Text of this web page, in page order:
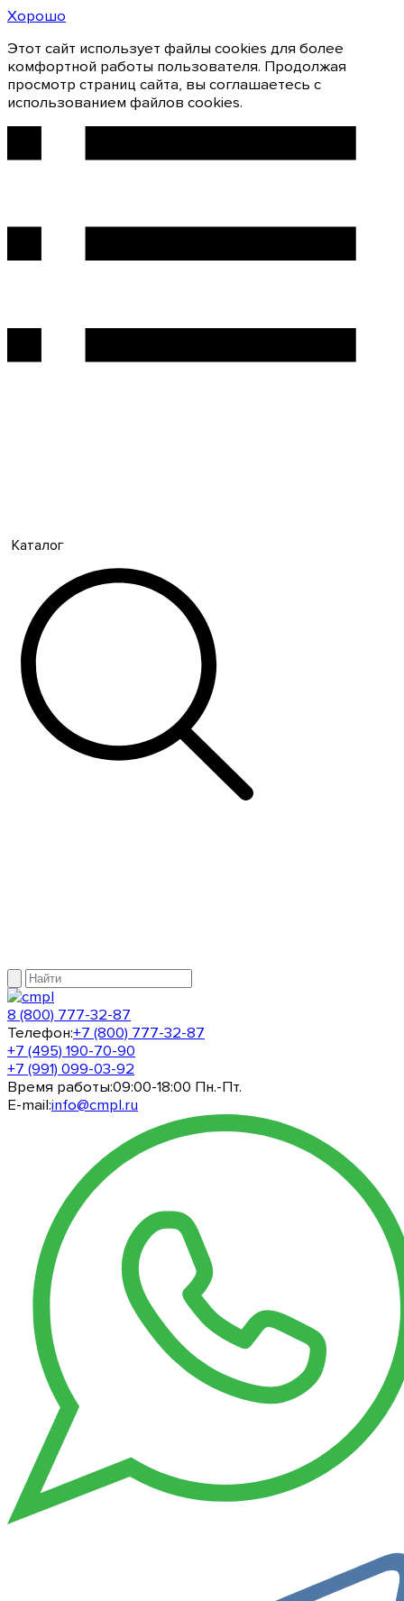
Хорошо
Этот сайт использует файлы cookies для более
комфортной работы пользователя. Продолжая
просмотр страниц сайта, вы соглашаетесь с
использованием файлов cookies.
Каталог
8 (800) 777-32-87
Телефон:+7 (800) 777-32-87
+7 (495) 190-70-90
+7 (991) 099-03-92
Время работы:09:00-18:00 Пн.-Пт.
E-mail:info@cmpl.ru